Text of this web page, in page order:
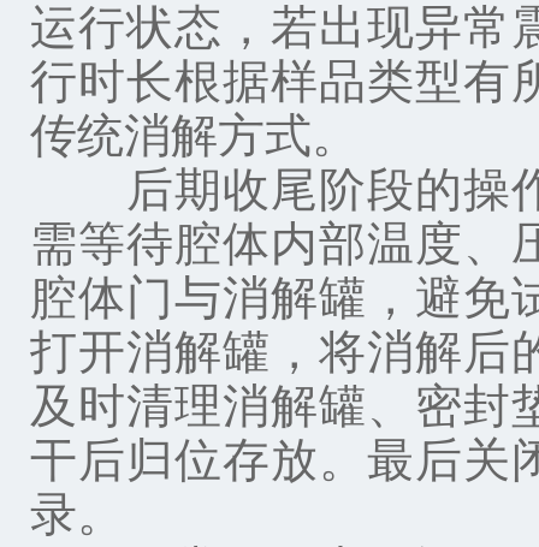
运行状态，若出现异常
行时长根据样品类型有
传统消解方式。
后期收尾阶段的操作
需等待腔体内部温度、
腔体门与消解罐，避免
打开消解罐，将消解后
及时清理消解罐、密封
干后归位存放。最后关
录。